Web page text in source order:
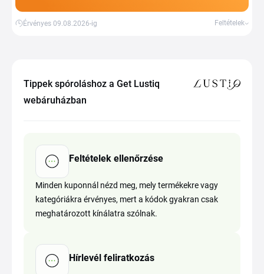
Érvényes 09.08.2026-ig Feltételek
Tippek spóroláshoz a Get Lustiq
webáruházban
Feltételek ellenőrzése
Minden kuponnál nézd meg, mely termékekre vagy
kategóriákra érvényes, mert a kódok gyakran csak
meghatározott kínálatra szólnak.
Hírlevél feliratkozás